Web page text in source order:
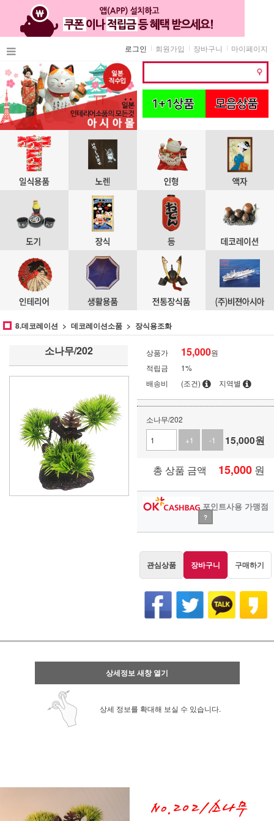
마이페이지
장바구니
회원가입
로그인
8.데코레이션 데코레이션소품 장식용조화
소나무/202 상품가 15,000원
적립금
1%
배송비
(조건) 지역별
소나무/202
+1
-1 15,000원
총 상품 금액 15,000 원
포인트사용 가맹점
?
관심상품 장바구니 구매하기
상세정보 새창 열기
상세 정보를 확대해 보실 수 있습니다.